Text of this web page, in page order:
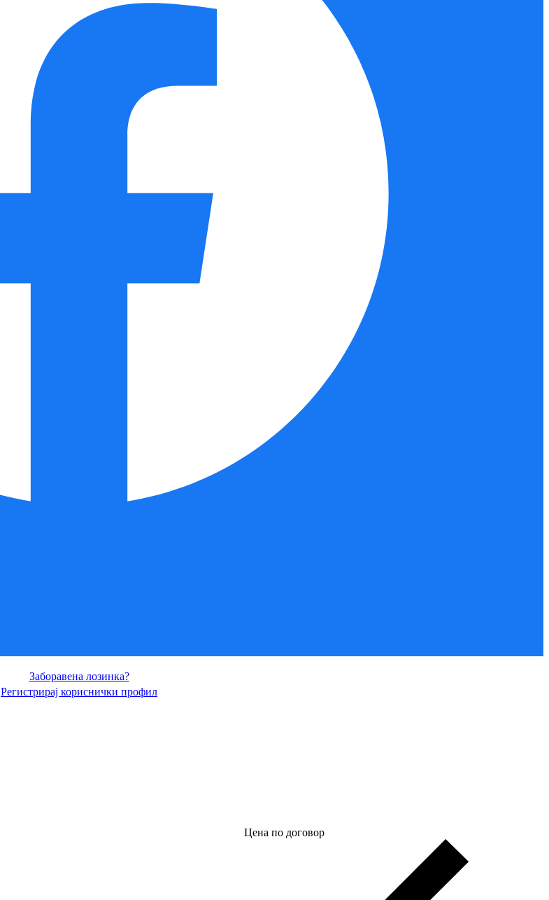
Заборавена лозинка?
Регистрирај кориснички профил
Цена по договор